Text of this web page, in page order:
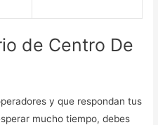
de Centro De
y que respondan tus
mucho tiempo, debes